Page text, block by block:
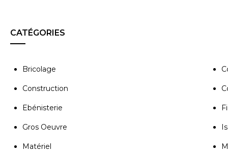
CATÉGORIES
Bricolage
Construction
Ebénisterie
Gros Oeuvre
Matériel